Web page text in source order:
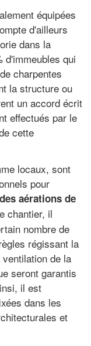
équipées
d'ailleurs
dans la
d'immeubles qui
charpentes
la structure ou
un accord écrit
effectués par le
cette
locaux, sont
pour
aérations de
chantier, il
nombre de
régissant la
de la
seront garantis
il est
dans les
et